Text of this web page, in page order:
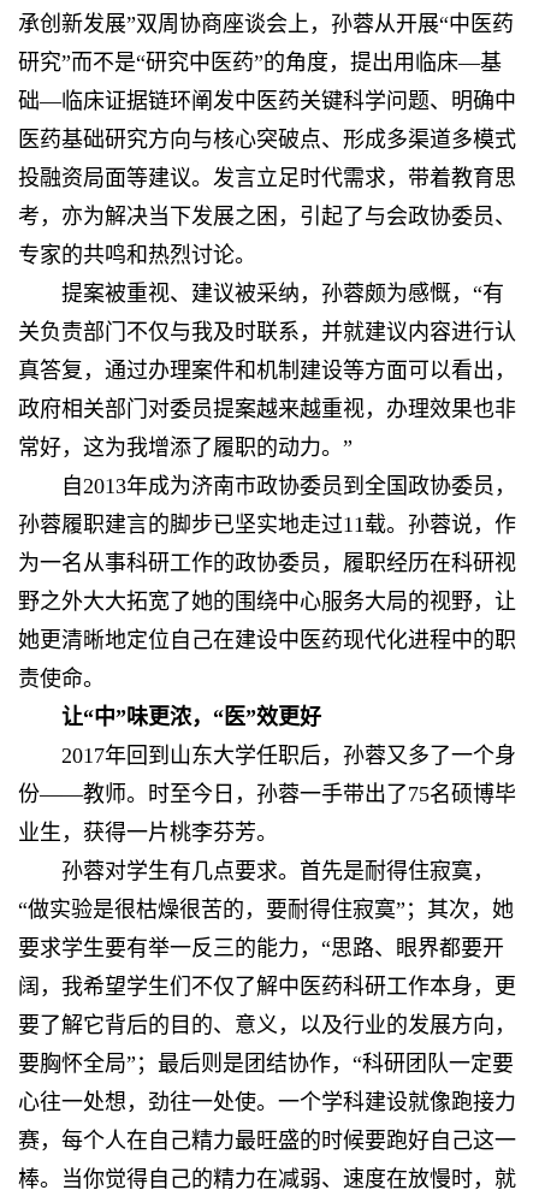
承创新发展”双周协商座谈会上，孙蓉从开展“中医药
研究”而不是“研究中医药”的角度，提出用临床—基
础—临床证据链环阐发中医药关键科学问题、明确中
医药基础研究方向与核心突破点、形成多渠道多模式
投融资局面等建议。发言立足时代需求，带着教育思
考，亦为解决当下发展之困，引起了与会政协委员、
专家的共鸣和热烈讨论。
提案被重视、建议被采纳，孙蓉颇为感慨，“有
关负责部门不仅与我及时联系，并就建议内容进行认
真答复，通过办理案件和机制建设等方面可以看出，
政府相关部门对委员提案越来越重视，办理效果也非
常好，这为我增添了履职的动力。”
自2013年成为济南市政协委员到全国政协委员，
孙蓉履职建言的脚步已坚实地走过11载。孙蓉说，作
为一名从事科研工作的政协委员，履职经历在科研视
野之外大大拓宽了她的围绕中心服务大局的视野，让
她更清晰地定位自己在建设中医药现代化进程中的职
责使命。
让“中”味更浓，“医”效更好
2017年回到山东大学任职后，孙蓉又多了一个身
份——教师。时至今日，孙蓉一手带出了75名硕博毕
业生，获得一片桃李芬芳。
孙蓉对学生有几点要求。首先是耐得住寂寞，
“做实验是很枯燥很苦的，要耐得住寂寞”；其次，她
要求学生要有举一反三的能力，“思路、眼界都要开
阔，我希望学生们不仅了解中医药科研工作本身，更
要了解它背后的目的、意义，以及行业的发展方向，
要胸怀全局”；最后则是团结协作，“科研团队一定要
心往一处想，劲往一处使。一个学科建设就像跑接力
赛，每个人在自己精力最旺盛的时候要跑好自己这一
棒。当你觉得自己的精力在减弱、速度在放慢时，就